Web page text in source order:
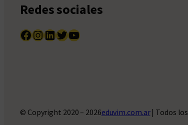
Redes sociales
Facebook InstagramLinkedIn Twitter YouTube
© Copyright 2020 – 2026eduvim.com.ar| Todos